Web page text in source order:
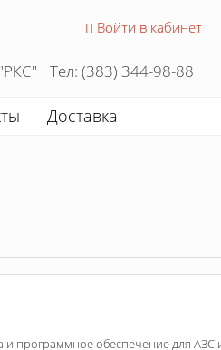
Войти в кабинет
Тел: (383) 344-98-88
Доставка
программное обеспечение для АЗС